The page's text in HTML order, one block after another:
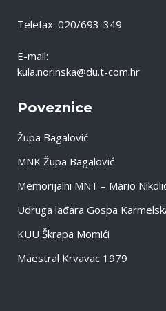
Telefax: 020/693-349
E-mail:
kula.norinska@du.t-com.hr
Poveznice
Župa Bagalović
MNK Župa Bagalović
Memorijalni MNT – Mario
Udruga lađara Gospa
KUU Škrapa Momići
Maestral Krvavac 1979